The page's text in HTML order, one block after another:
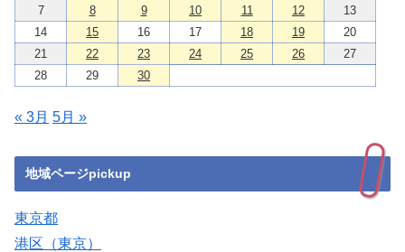
7
8 9 10 11 12
13
14
15 16 17 18 19
20
21
22 23 24 25 26
27
28
29 30
« 3月 5月 »
地域ページpickup
東京都
港区（東京）